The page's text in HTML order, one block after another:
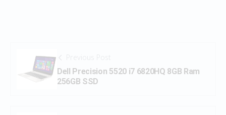
Previous Post
Dell Precision 5520 i7 6820HQ 8GB Ram
256GB SSD